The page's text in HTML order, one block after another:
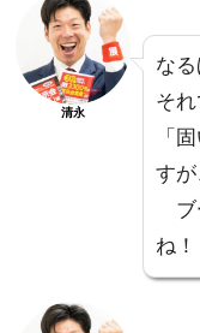
清永
なる
それ
「
すが
ブ
ね！